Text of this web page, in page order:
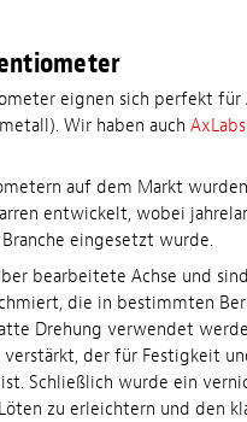
eignen sich perfekt
Wir haben auch
auf dem Markt
entwickelt, wobei
eingesetzt wurde.
bearbeitete Achse und
die in bestimmten
Drehung verwendet
der für Festigkeit
Schließlich wurde ein
zu erleichtern und den